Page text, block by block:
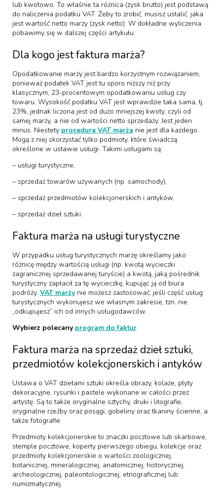
lub kwotowo. To właśnie ta różnica (zysk brutto) jest podstawą
do naliczenia podatku VAT. Żeby to zrobić, musisz ustalić, jaka
jest wartość netto marży (zysk netto). W dokładne wyliczenia
pobawimy się w dalszej części artykułu.
Dla kogo jest faktura marża?
Opodatkowanie marży jest bardzo korzystnym rozwiązaniem,
ponieważ podatek VAT jest tu sporo niższy niż przy
klasycznym, 23-procentowym opodatkowaniu usług czy
towaru. Wysokość podatku VAT jest wprawdzie taka sama, tj.
23%, jednak liczona jest od dużo mniejszej kwoty, czyli od
samej marży, a nie od wartości netto sprzedaży. Jest jeden
minus. Niestety procedura VAT marża nie jest dla każdego.
Mogą z niej skorzystać tylko podmioty, które świadczą
określone w ustawie usługi. Takimi usługami są:
– usługi turystyczne,
– sprzedaż towarów używanych (np. samochody),
– sprzedaż przedmiotów kolekcjonerskich i antyków,
– sprzedaż dzieł sztuki.
Faktura marża na usługi turystyczne
W przypadku usług turystycznych marżę określamy jako
różnicę między wartością usługi (np. kwotą wycieczki
zagranicznej sprzedawanej turyście) a kwotą, jaką pośrednik
turystyczny zapłacił za tę wycieczkę, kupując ją od biura
podróży. VAT marży nie możesz zastosować, jeśli część usług
turystycznych wykonujesz we własnym zakresie, tzn. nie
„odkupujesz” ich od innych usługodawców.
Wybierz polecany program do faktur
Faktura marża na sprzedaż dzieł sztuki,
przedmiotów kolekcjonerskich i antyków
Ustawa o VAT dziełami sztuki określa obrazy, kolaże, płyty
dekoracyjne, rysunki i pastele wykonane w całości przez
artystę. Są to także oryginalne sztychy, druki i litografie,
oryginalne rzeźby oraz posągi, gobeliny oraz tkaniny ścienne, a
także fotografie.
Przedmioty kolekcjonerskie to znaczki pocztowe lub skarbowe,
stemple pocztowe, koperty pierwszego obiegu, kolekcje oraz
przedmioty kolekcjonerskie o wartości zoologicznej,
botanicznej, mineralogicznej, anatomicznej, historycznej,
archeologicznej, paleontologicznej, etnograficznej lub
numizmatycznej.